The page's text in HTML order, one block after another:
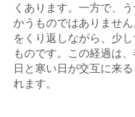
くあります。一方で、
かうものではありませ
をくり返しながら、少
ものです。この経過は
日と寒い日が交互に来
れます。